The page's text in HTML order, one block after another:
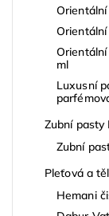
ml
Luxusní
Zubní pasty
Zubní
Pleťová a
Hemani